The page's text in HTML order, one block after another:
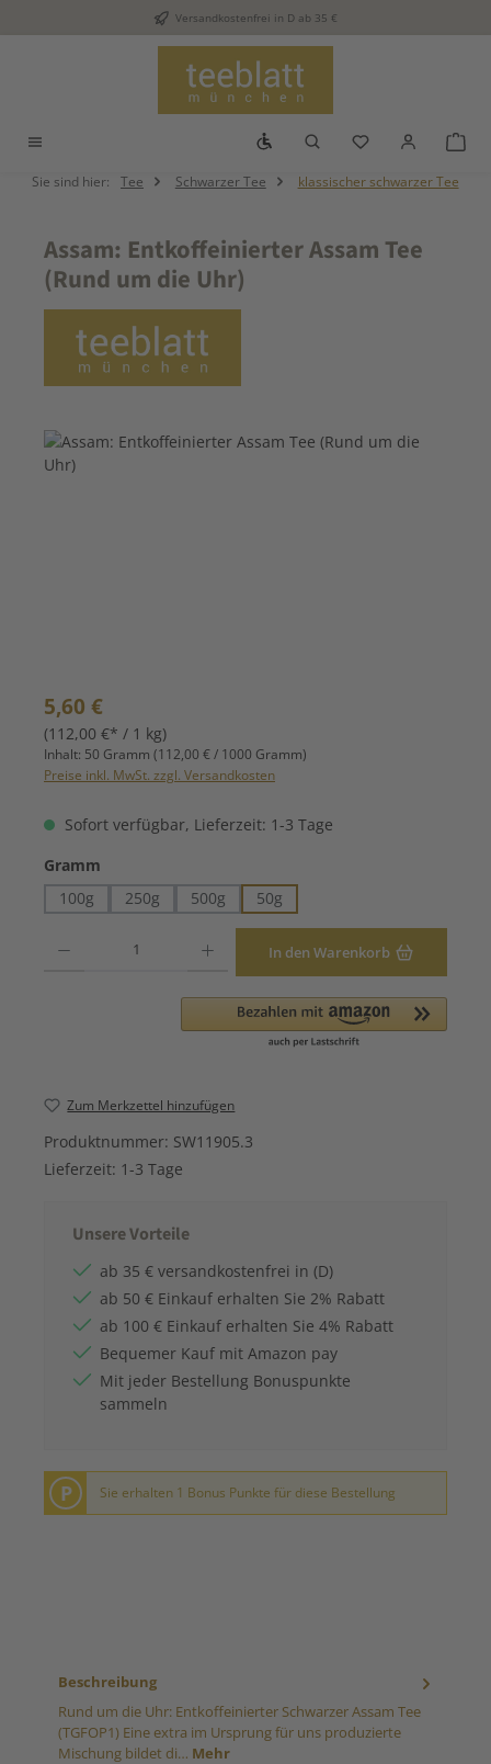
Zum Hauptinhalt springenVersandkostenfrei in D ab 35 €
Werkzeugleiste anzeigen
Du hast 0
Sie sind hier: Tee Schwarzer Tee klassischer schwarzer Tee
Assam: Entkoffeinierter Assam Tee
(Rund um die Uhr)
Bildergalerie überspringen
Regulärer Preis:
5,60 €
(112,00 €* / 1 kg)
Inhalt: 50 Gramm (112,00 € / 1000 Gramm)
Preise inkl. MwSt. zzgl. Versandkosten
Sofort verfügbar, Lieferzeit: 1-3 Tage
Gramm
100g
250g 500g 50g
In den Warenkorb
Zum Merkzettel hinzufügen
Produktnummer: SW11905.3
Lieferzeit: 1-3 Tage
Unsere Vorteile
ab 35 € versandkostenfrei in (D)
ab 50 € Einkauf erhalten Sie 2% Rabatt
ab 100 € Einkauf erhalten Sie 4% Rabatt
Bequemer Kauf mit Amazon pay
Mit jeder Bestellung Bonuspunkte
sammeln
P Sie erhalten 1 Bonus Punkte für diese Bestellung
Beschreibung
Rund um die Uhr: Entkoffeinierter Schwarzer Assam Tee
(TGFOP1) Eine extra im Ursprung für uns produzierte
Mischung bildet di… Mehr